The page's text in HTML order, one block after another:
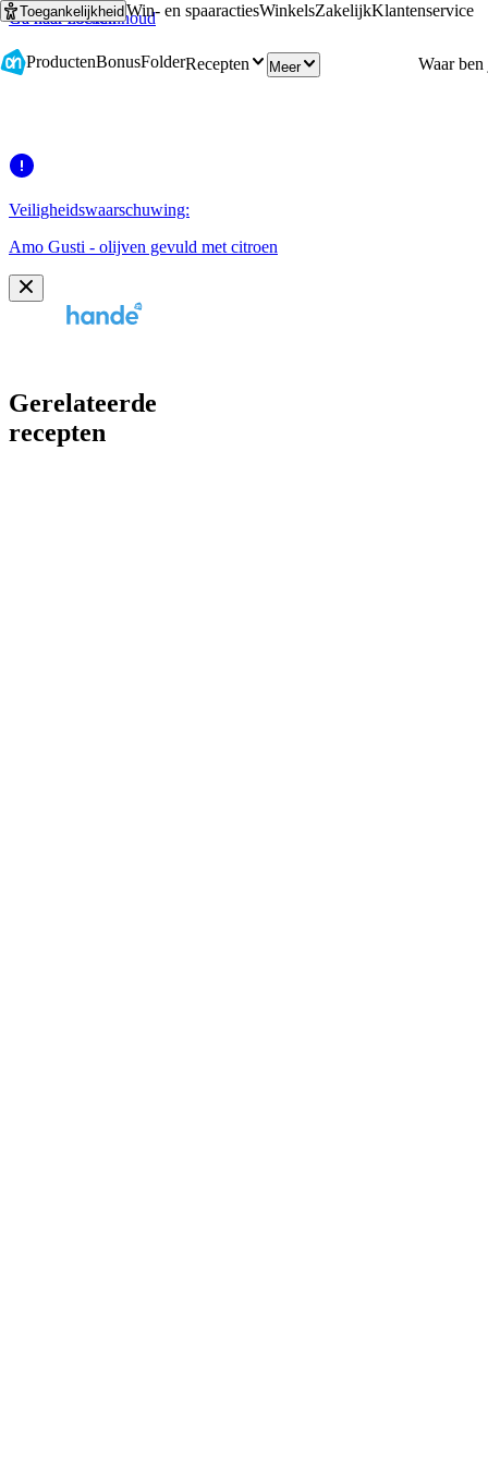
Ga naar hoofdinhoud
Ga naar zoeken
ToegankelijkheidWin- en spaaractiesWinkelsZakelijkKlantenservice
ProductenBonusFolderRecepten Meer
Veiligheidswaarschuwing:
Amo Gusti - olijven gevuld met citroen
Gerelateerde
recepten